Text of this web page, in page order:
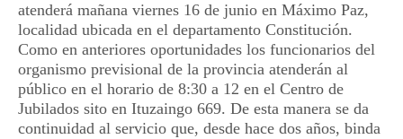
atenderá mañana viernes 16 de junio en Máximo Paz,
localidad ubicada en el departamento Constitución.
Como en anteriores oportunidades los funcionarios del
organismo previsional de la provincia atenderán al
público en el horario de 8:30 a 12 en el Centro de
Jubilados sito en Ituzaingo 669. De esta manera se da
continuidad al servicio que, desde hace dos años, binda